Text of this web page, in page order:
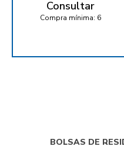
Consultar
Compra mínima: 6
BOLSAS DE